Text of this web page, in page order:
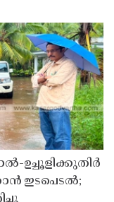
ഉച്ചൂളിക്കുതിർ
ഇടപെടൽ;